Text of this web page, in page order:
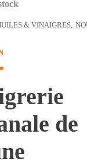
& VINAIGRES,
de